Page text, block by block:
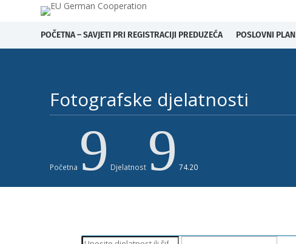
POČETNA – SAVJETI PRI REGISTRACIJI PREDUZEĆA POSLOVNI PLAN
Fotografske djelatnosti ​
Početna 9 Djelatnost 9 74.20